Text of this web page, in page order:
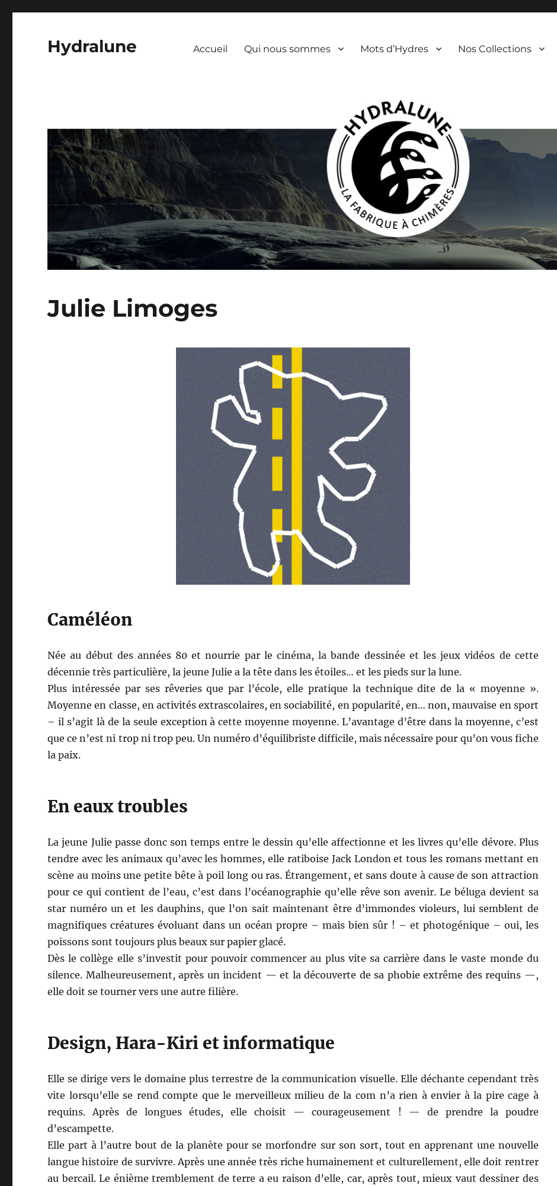
Hydralune Accueil Qui nous sommes Mots d’Hydres Nos Collections
Julie Limoges
Caméléon
Née au début des années 80 et nourrie par le cinéma, la bande dessinée et les jeux vidéos de cette
décennie très particulière, la jeune Julie a la tête dans les étoiles… et les pieds sur la lune.
Plus intéressée par ses rêveries que par l’école, elle pratique la technique dite de la « moyenne ».
Moyenne en classe, en activités extrascolaires, en sociabilité, en popularité, en… non, mauvaise en sport
– il s’agit là de la seule exception à cette moyenne moyenne. L’avantage d’être dans la moyenne, c’est
que ce n’est ni trop ni trop peu. Un numéro d’équilibriste difficile, mais nécessaire pour qu’on vous fiche
la paix.
En eaux troubles
La jeune Julie passe donc son temps entre le dessin qu’elle affectionne et les livres qu’elle dévore. Plus
tendre avec les animaux qu’avec les hommes, elle ratiboise Jack London et tous les romans mettant en
scène au moins une petite bête à poil long ou ras. Étrangement, et sans doute à cause de son attraction
pour ce qui contient de l’eau, c’est dans l’océanographie qu’elle rêve son avenir. Le béluga devient sa
star numéro un et les dauphins, que l’on sait maintenant être d’immondes violeurs, lui semblent de
magnifiques créatures évoluant dans un océan propre – mais bien sûr ! – et photogénique – oui, les
poissons sont toujours plus beaux sur papier glacé.
Dès le collège elle s’investit pour pouvoir commencer au plus vite sa carrière dans le vaste monde du
silence. Malheureusement, après un incident — et la découverte de sa phobie extrême des requins —,
elle doit se tourner vers une autre filière.
Design, Hara-Kiri et informatique
Elle se dirige vers le domaine plus terrestre de la communication visuelle. Elle déchante cependant très
vite lorsqu’elle se rend compte que le merveilleux milieu de la com n’a rien à envier à la pire cage à
requins. Après de longues études, elle choisit — courageusement ! — de prendre la poudre
d’escampette.
Elle part à l’autre bout de la planète pour se morfondre sur son sort, tout en apprenant une nouvelle
langue histoire de survivre. Après une année très riche humainement et culturellement, elle doit rentrer
au bercail. Le énième tremblement de terre a eu raison d’elle, car, après tout, mieux vaut dessiner des